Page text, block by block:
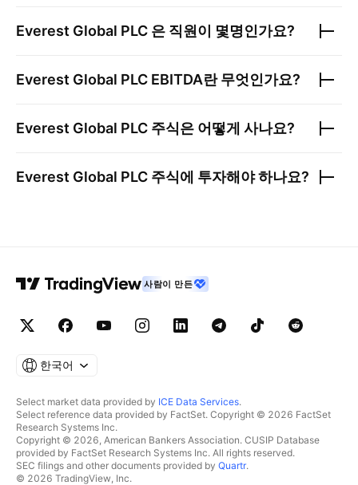
Everest Global PLC 은 직원이 몇명인가요?
Everest Global PLC EBITDA란 무엇인가요?
Everest Global PLC 주식은 어떻게 사나요?
Everest Global PLC 주식에 투자해야 하나요?
사람이 만든
한국어
Select market data provided by ICE Data Services.
Select reference data provided by FactSet. Copyright © 2026 FactSet
Research Systems Inc.
Copyright © 2026, American Bankers Association. CUSIP Database
provided by FactSet Research Systems Inc. All rights reserved.
SEC filings and other documents provided by Quartr.
© 2026 TradingView, Inc.